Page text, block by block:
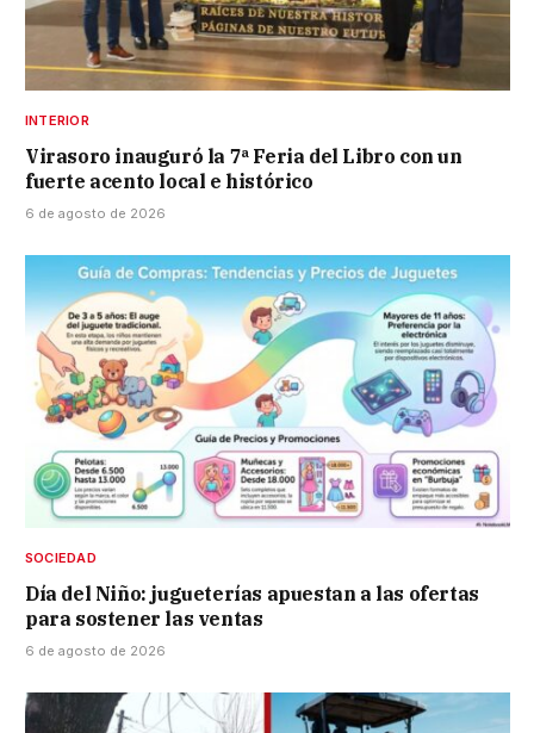
INTERIOR
Virasoro inauguró la 7ª Feria del Libro con un
fuerte acento local e histórico
6 de agosto de 2026
SOCIEDAD
Día del Niño: jugueterías apuestan a las ofertas
para sostener las ventas
6 de agosto de 2026